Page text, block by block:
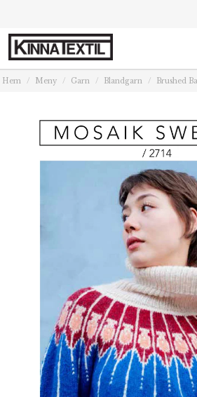
Hem Meny Garn Blandgarn Brushed